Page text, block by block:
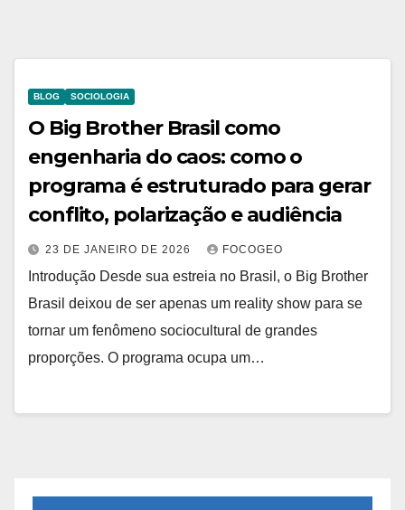
BLOG SOCIOLOGIA
O Big Brother Brasil como
engenharia do caos: como o
programa é estruturado para gerar
conflito, polarização e audiência
23 DE JANEIRO DE 2026 FOCOGEO
Introdução Desde sua estreia no Brasil, o Big Brother
Brasil deixou de ser apenas um reality show para se
tornar um fenômeno sociocultural de grandes
proporções. O programa ocupa um…